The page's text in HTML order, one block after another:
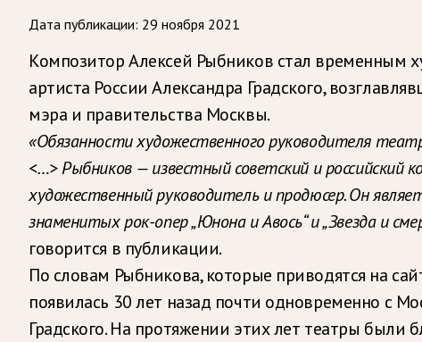
Дата публикации: 29 ноября 2021
Композитор Алексей Рыбников стал временным
артиста России Александра Градского,
мэра и правительства Москвы.
«Обязанности художественного руководителя
<…> Рыбников — известный советский и
художественный руководитель и продюсер. Он
знаменитых рок-опер „Юнона и Авось“ и „Звезда и
говорится в публикации.
По словам Рыбникова, которые приводятся на
появилась 30 лет назад почти одновременно с
Градского. На протяжении этих лет театры были